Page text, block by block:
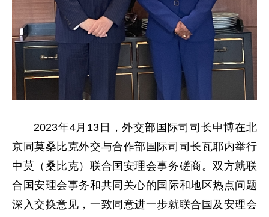
2023年4月13日，外交部国际司司长申博在北
京同莫桑比克外交与合作部国际司司长瓦耶内举行
中莫（桑比克）联合国安理会事务磋商。双方就联
合国安理会事务和共同关心的国际和地区热点问题
深入交换意见，一致同意进一步就联合国及安理会